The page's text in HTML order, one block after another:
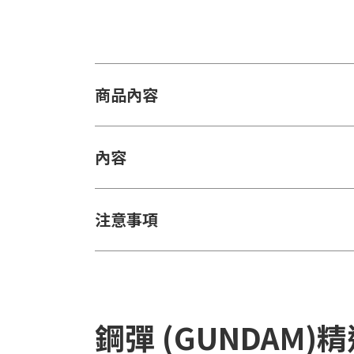
商品內容
內容
注意事項
鋼彈 (GUNDAM)